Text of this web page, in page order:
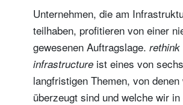
Unternehmen, die am
teilhaben, profitieren von einer
gewesenen Auftragslage. rethink
infrastructure ist eines von sechs
langfristigen Themen, von
überzeugt sind und welche wir in